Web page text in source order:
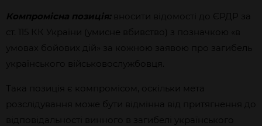
Компромісна позиція: вносити відомості до ЄРДР за
ст. 115 КК України (умисне вбивство) з позначкою «в
умовах бойових дій» за кожною заявою про загибель
українського військовослужбовця.
Така позиція є компромісом, оскільки мета
розслідування може бути відмінна від притягнення до
відповідальності винного в загибелі українського